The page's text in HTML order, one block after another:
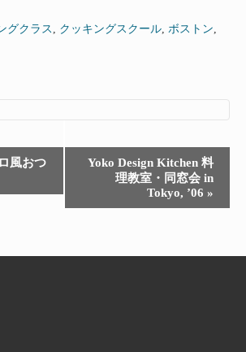
グクラス , クッキングスクール, ボストン,
風おつ
Yoko Design Kitchen 料
理教室・同窓会 in
Tokyo, ’06 »